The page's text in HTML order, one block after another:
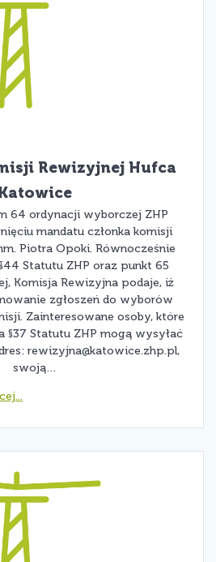
Rewizyjnej Hufca
64 ordynacji wyborczej ZHP
mandatu członka komisji
Piotra Opoki. Równocześnie
Statutu ZHP oraz punkt 65
Komisja Rewizyjna podaje, iż
zgłoszeń do wyborów
Zainteresowane osoby, które
§37 Statutu ZHP mogą wysyłać
rewizyjna@katowice.zhp.pl,
swoją…